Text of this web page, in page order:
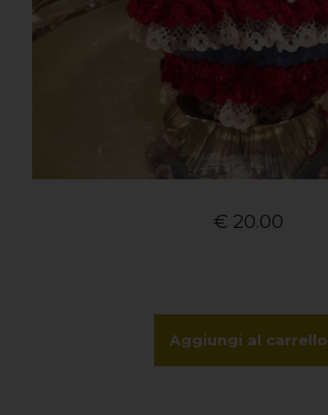
€ 20.00
Aggiungi al carrello